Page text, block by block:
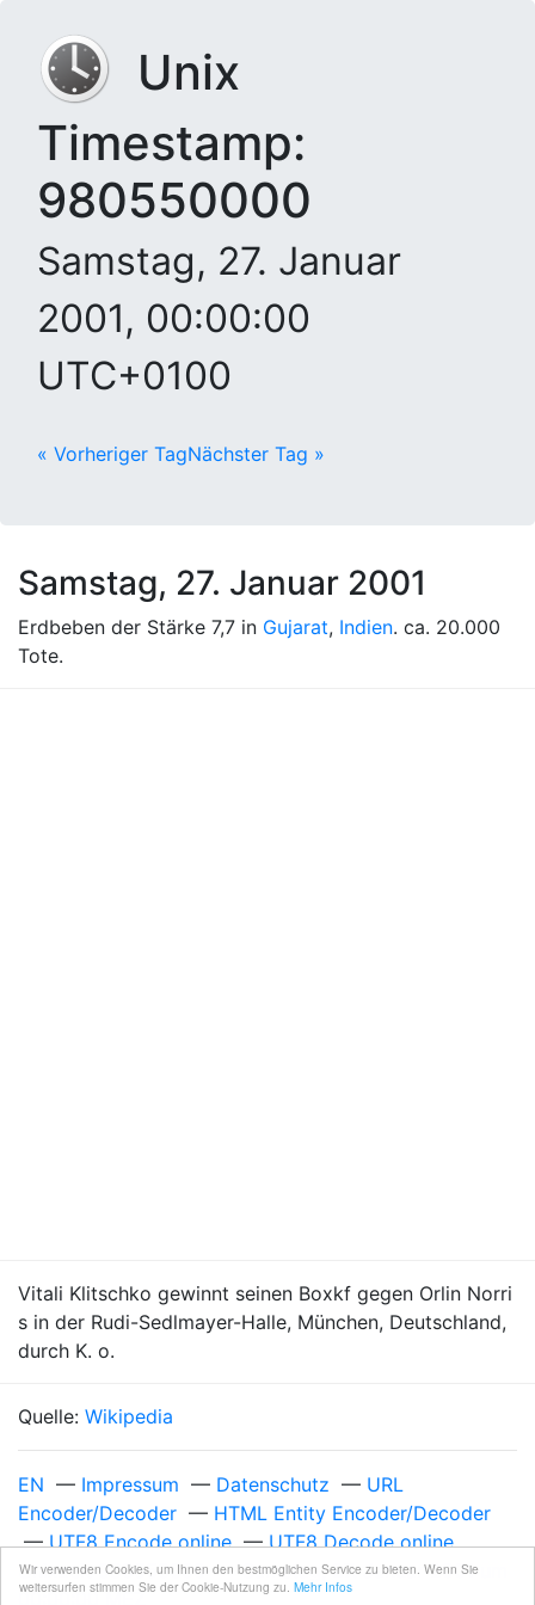
Wir verwenden Cookies, um Ihnen den bestmöglichen Service zu bieten. Wenn Sie
weitersurfen stimmen Sie der Cookie-Nutzung zu. Mehr Infos
Unix
Timestamp:
980550000
Samstag, 27. Januar
2001, 00:00:00
UTC+0100
« Vorheriger TagNächster Tag »
Samstag, 27. Januar 2001
Erdbeben der Stärke 7,7 in Gujarat, Indien. ca. 20.000
Tote.
Vitali Klitschko gewinnt seinen Boxkf gegen Orlin Norri
s in der Rudi-Sedlmayer-Halle, München, Deutschland,
durch K. o.
Quelle: Wikipedia
EN — Impressum — Datenschutz — URL
Encoder/Decoder — HTML Entity Encoder/Decoder
—UTF8 Encode online—UTF8 Decode online
Unixzeit 980550000—Samstag, 27. Januar 2001 um
00:00:00 MEZ